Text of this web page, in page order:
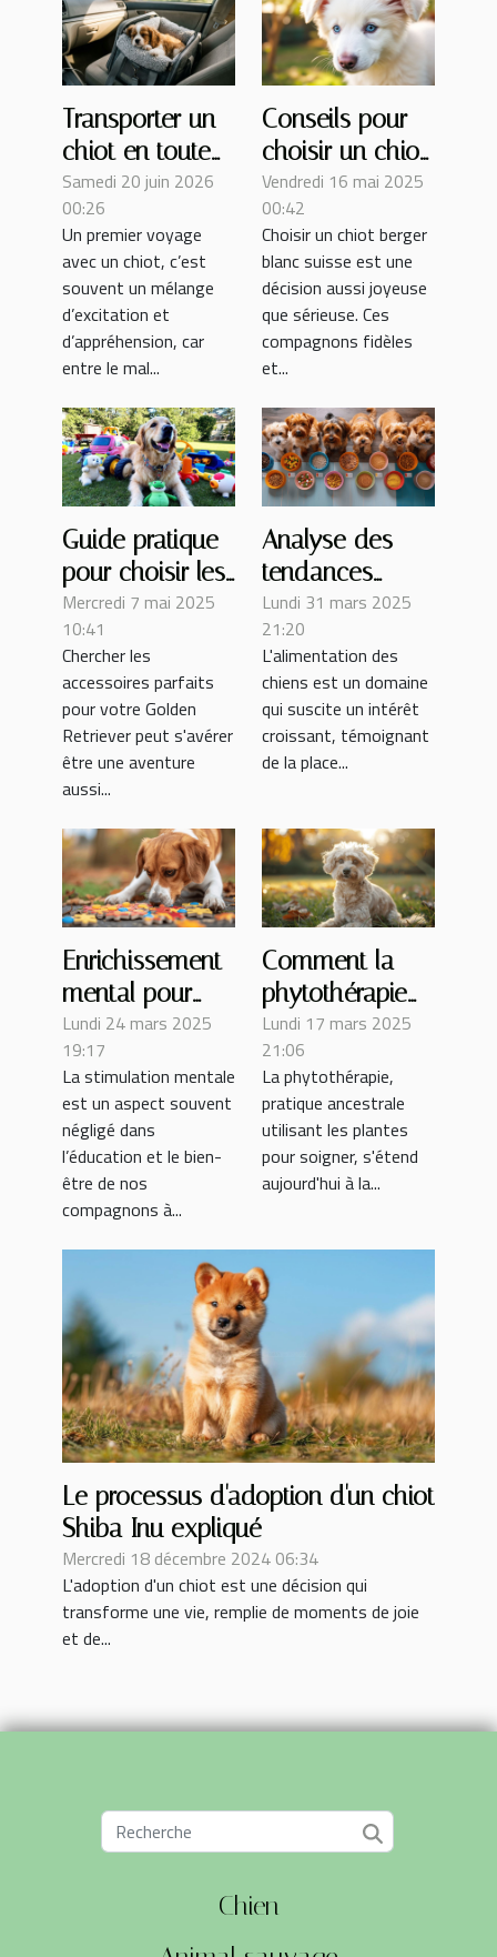
Transporter un
chiot en toute
sérénité : retour
d’expérience
d’un premier
voyage
Samedi 20 juin 2026
00:26
Un premier voyage
avec un chiot, c’est
souvent un mélange
d’excitation et
d’appréhension, car
entre le mal...
Conseils pour
choisir un chiot
berger blanc
suisse adapté à
votre famille
Vendredi 16 mai 2025
00:42
Choisir un chiot berger
blanc suisse est une
décision aussi joyeuse
que sérieuse. Ces
compagnons fidèles
et...
Guide pratique
pour choisir les
meilleurs
accessoires
pour votre
Golden
Retriever
Mercredi 7 mai 2025
10:41
Chercher les
accessoires parfaits
pour votre Golden
Retriever peut s'avérer
être une aventure
aussi...
Analyse des
tendances
alimentaires
pour chiens en
fonction de
l'âge et du sexe
des animaux
Lundi 31 mars 2025
21:20
L'alimentation des
chiens est un domaine
qui suscite un intérêt
croissant, témoignant
de la place...
Enrichissement
mental pour
canins jeux et
exercices pour
stimuler
l'intelligence de
votre chien
Lundi 24 mars 2025
19:17
La stimulation mentale
est un aspect souvent
négligé dans
l’éducation et le bien-
être de nos
compagnons à...
Comment la
phytothérapie
peut améliorer
la nutrition de
votre chien
Lundi 17 mars 2025
21:06
La phytothérapie,
pratique ancestrale
utilisant les plantes
pour soigner, s'étend
aujourd'hui à la...
Le processus d'adoption d'un chiot
Shiba Inu expliqué
Mercredi 18 décembre 2024 06:34
L'adoption d'un chiot est une décision qui
transforme une vie, remplie de moments de joie
et de...
Chien